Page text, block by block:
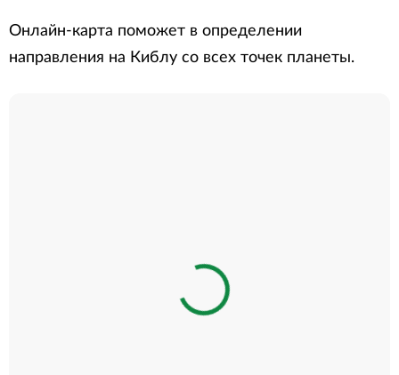
Онлайн-карта поможет в определении
направления на Киблу со всех точек планеты.